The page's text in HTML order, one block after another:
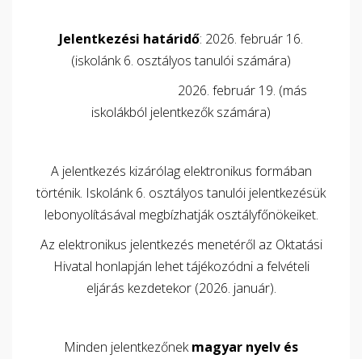
Jelentkezési határidő: 2026. február 16.
(iskolánk 6. osztályos tanulói számára)
2026. február 19. (más
iskolákból jelentkezők számára)
A jelentkezés kizárólag elektronikus formában
történik. Iskolánk 6. osztályos tanulói jelentkezésük
lebonyolításával megbízhatják osztályfőnökeiket.
Az elektronikus jelentkezés menetéről az Oktatási
Hivatal honlapján lehet tájékozódni a felvételi
eljárás kezdetekor (2026. január).
Minden jelentkezőnekmagyar nyelv és